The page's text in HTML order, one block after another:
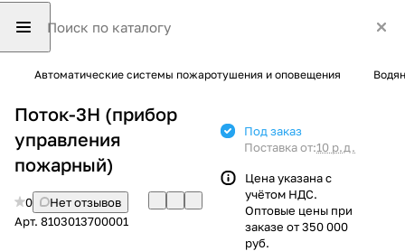
Автоматические системы пожаротушения и оповещения
Поток-3Н (прибор
управления
пожарный)
0
Нет отзывов
Арт. 8103013700001
Под заказ
Поставка от:10 р.д.
Цена указана с
учётом НДС.
Оптовые цены при
заказе от 350 000
руб.